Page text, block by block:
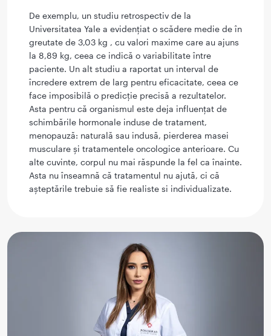
De exemplu, un studiu retrospectiv de la
Universitatea Yale a evidențiat o scădere medie de în
greutate de 3,03 kg , cu valori maxime care au ajuns
la 8,89 kg, ceea ce indică o variabilitate între
paciente. Un alt studiu a raportat un interval de
încredere extrem de larg pentru eficacitate, ceea ce
face imposibilă o predicție precisă a rezultatelor.
Asta pentru că organismul este deja influențat de
schimbările hormonale induse de tratament,
menopauză: naturală sau indusă, pierderea masei
musculare și tratamentele oncologice anterioare. Cu
alte cuvinte, corpul nu mai răspunde la fel ca înainte.
Asta nu înseamnă că tratamentul nu ajută, ci că
așteptările trebuie să fie realiste si individualizate.